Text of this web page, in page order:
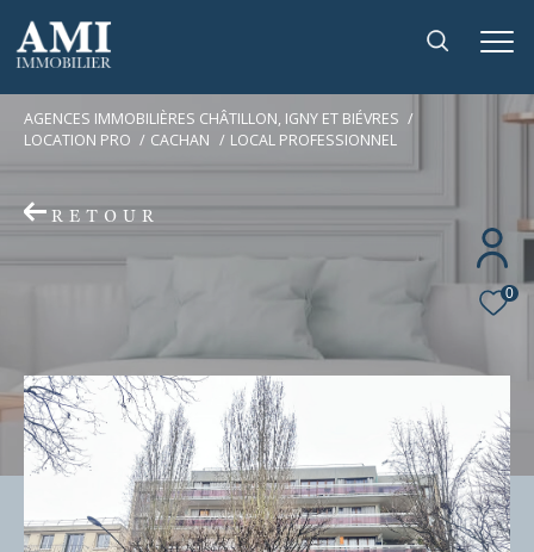
0
AGENCES IMMOBILIÈRES CHÂTILLON, IGNY ET BIÉVRES
LOCATION PRO
CACHAN LOCAL PROFESSIONNEL
RETOUR